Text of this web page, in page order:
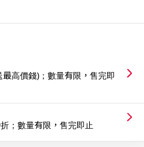
高價錢)；數量有限，售完即
；數量有限，售完即止